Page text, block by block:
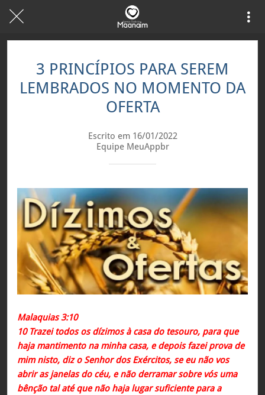
3 PRINCÍPIOS PARA SEREM
LEMBRADOS NO MOMENTO DA
OFERTA
Escrito em 16/01/2022
Equipe MeuAppbr
Malaquias 3:10
10 Trazei todos os dízimos à casa do tesouro, para que
haja mantimento na minha casa, e depois fazei prova de
mim nisto, diz o Senhor dos Exércitos, se eu não vos
abrir as janelas do céu, e não derramar sobre vós uma
bênção tal até que não haja lugar suficiente para a